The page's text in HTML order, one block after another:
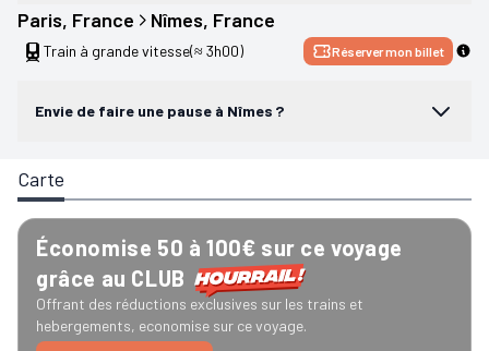
Paris, France Nîmes, France
Train à grande vitesse(≈ 3h00) Réserver mon billet
Envie de faire une pause à Nîmes ?
Carte
Économise 50 à 100€ sur ce voyage
grâce au CLUB
Offrant des réductions exclusives sur les trains et
hebergements, economise sur ce voyage.